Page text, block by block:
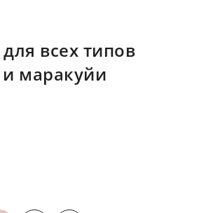
всех типов
маракуйи